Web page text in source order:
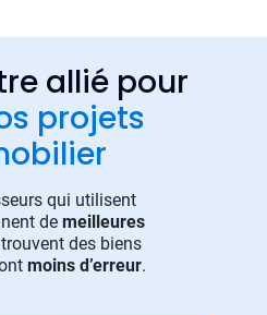
allié pour
projets
qui utilisent
de meilleures
des biens
moins d’erreur.